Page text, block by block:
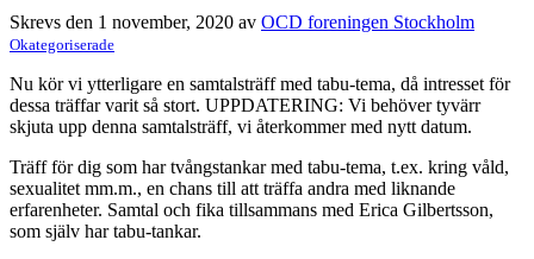
Skrevs den 1 november, 2020 av OCD foreningen Stockholm
Okategoriserade
Nu kör vi ytterligare en samtalsträff med tabu-tema, då intresset för
dessa träffar varit så stort. UPPDATERING: Vi behöver tyvärr
skjuta upp denna samtalsträff, vi återkommer med nytt datum.
Träff för dig som har tvångstankar med tabu-tema, t.ex. kring våld,
sexualitet mm.m., en chans till att träffa andra med liknande
erfarenheter. Samtal och fika tillsammans med Erica Gilbertsson,
som själv har tabu-tankar.